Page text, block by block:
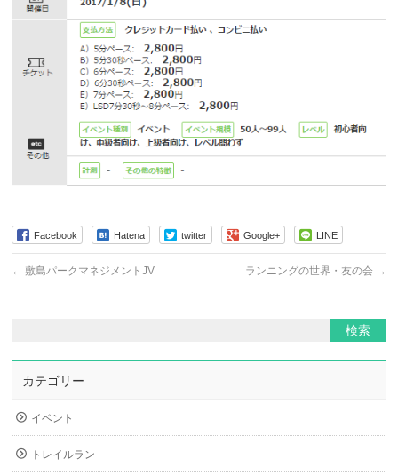
Facebook Hatena twitter Google+ LINE
← 敷島パークマネジメントJV ランニングの世界・友の会 →
カテゴリー
イベント
トレイルラン